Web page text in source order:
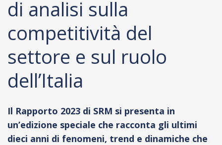
di analisi sulla
competitività del
settore e sul ruolo
dell’Italia
Il Rapporto 2023 di SRM si presenta in
un’edizione speciale che racconta gli ultimi
dieci anni di fenomeni, trend e dinamiche che